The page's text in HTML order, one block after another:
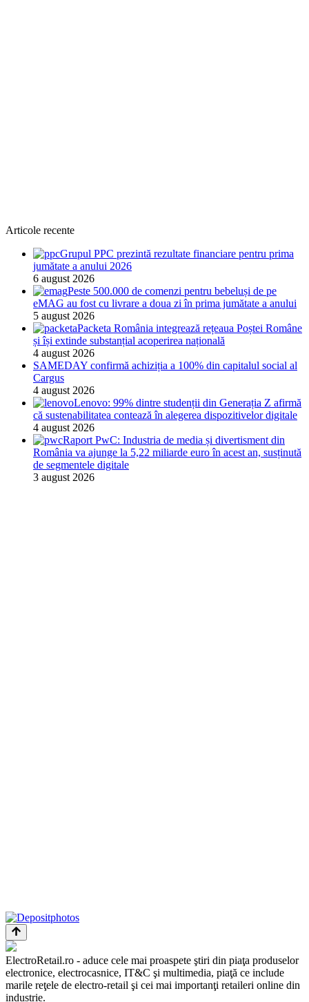
Articole recente
Grupul PPC prezintă rezultate financiare pentru prima
jumătate a anului 2026
6 august 2026
Peste 500.000 de comenzi pentru bebeluși de pe
eMAG au fost cu livrare a doua zi în prima jumătate a anului
5 august 2026
Packeta România integrează rețeaua Poștei Române
și își extinde substanțial acoperirea națională
4 august 2026
SAMEDAY confirmă achiziția a 100% din capitalul social al
Cargus
4 august 2026
Lenovo: 99% dintre studenții din Generația Z afirmă
că sustenabilitatea contează în alegerea dispozitivelor digitale
4 august 2026
Raport PwC: Industria de media și divertisment din
România va ajunge la 5,22 miliarde euro în acest an, susținută
de segmentele digitale
3 august 2026
ElectroRetail.ro - aduce cele mai proaspete ştiri din piaţa produselor
electronice, electrocasnice, IT&C şi multimedia, piaţă ce include
marile reţele de electro-retail şi cei mai importanţi retaileri online din
industrie.